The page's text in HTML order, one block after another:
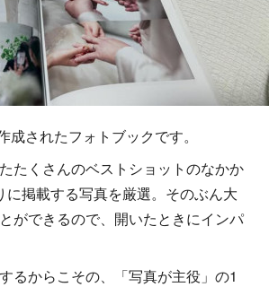
成されたフォトブックです。
たくさんのベストショットのなかか
に掲載する写真を厳選。そのぶん大
ができるので、開いたときにインパ
るからこその、「写真が主役」の1